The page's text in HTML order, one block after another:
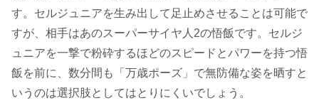
す。セルジュニアを生み出して足止めさせることは可能で
すが、相手はあのスーパーサイヤ人2の悟飯です。セルジ
ュニアを一撃で粉砕するほどのスピードとパワーを持つ悟
飯を前に、数分間も「万歳ポーズ」で無防備な姿を晒すと
いうのは選択肢としてはとりにくいでしょう。